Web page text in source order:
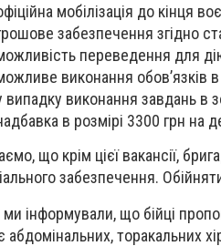
мобілізація до кінця
забезпечення згідно
переведення для
виконання обов’язків
випадку виконання завдань в
в розмірі 3300 грн на
що крім цієї вакансії,
забезпечення.
інформували, що бійці
абдомінальних, торакальних